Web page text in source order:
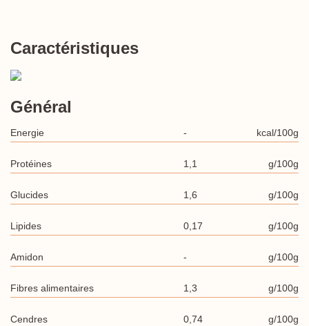
Caractéristiques
Général
Energie - kcal/100g
Protéines 1,1 g/100g
Glucides 1,6 g/100g
Lipides 0,17 g/100g
Amidon - g/100g
Fibres alimentaires 1,3 g/100g
Cendres 0,74 g/100g